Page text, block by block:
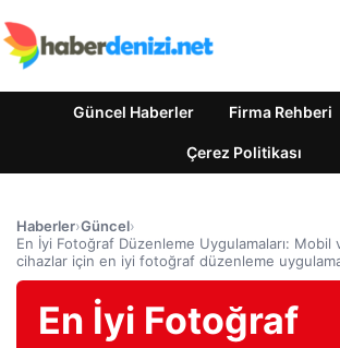
Güncel Haberler Firma Rehberi
Çerez Politikası
Haberler›Güncel›
En İyi Fotoğraf Düzenleme Uygulamaları: Mobil
cihazlar için en iyi fotoğraf düzenleme
En İyi Fotoğraf